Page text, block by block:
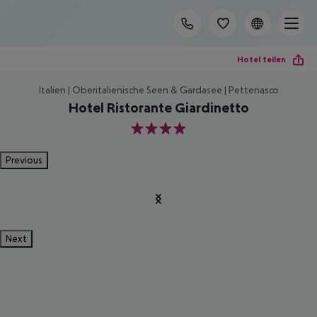
Hotel teilen
Italien | Oberitalienische Seen & Gardasee | Pettenasco
Hotel Ristorante Giardinetto
4
Previous
Next